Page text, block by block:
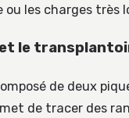
ou les charges très
le
de deux
de tracer des